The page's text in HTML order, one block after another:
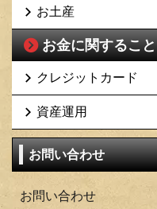
お土産
お金に関すること
クレジットカード
資産運用
お問い合わせ
お問い合わせ